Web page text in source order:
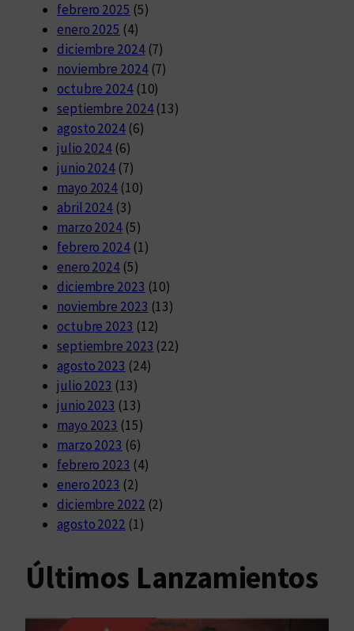
febrero 2025 (5)
enero 2025 (4)
diciembre 2024(7)
noviembre 2024(7)
octubre 2024(10)
septiembre 2024(13)
agosto 2024(6)
julio 2024 (6)
junio 2024 (7)
mayo 2024 (10)
abril 2024 (3)
marzo 2024 (5)
febrero 2024(1)
enero 2024 (5)
diciembre 2023 (10)
noviembre 2023 (13)
octubre 2023 (12)
septiembre 2023 (22)
agosto 2023 (24)
julio 2023 (13)
junio 2023 (13)
mayo 2023 (15)
marzo 2023 (6)
febrero 2023 (4)
enero 2023 (2)
diciembre 2022 (2)
agosto 2022 (1)
Últimos Lanzamientos